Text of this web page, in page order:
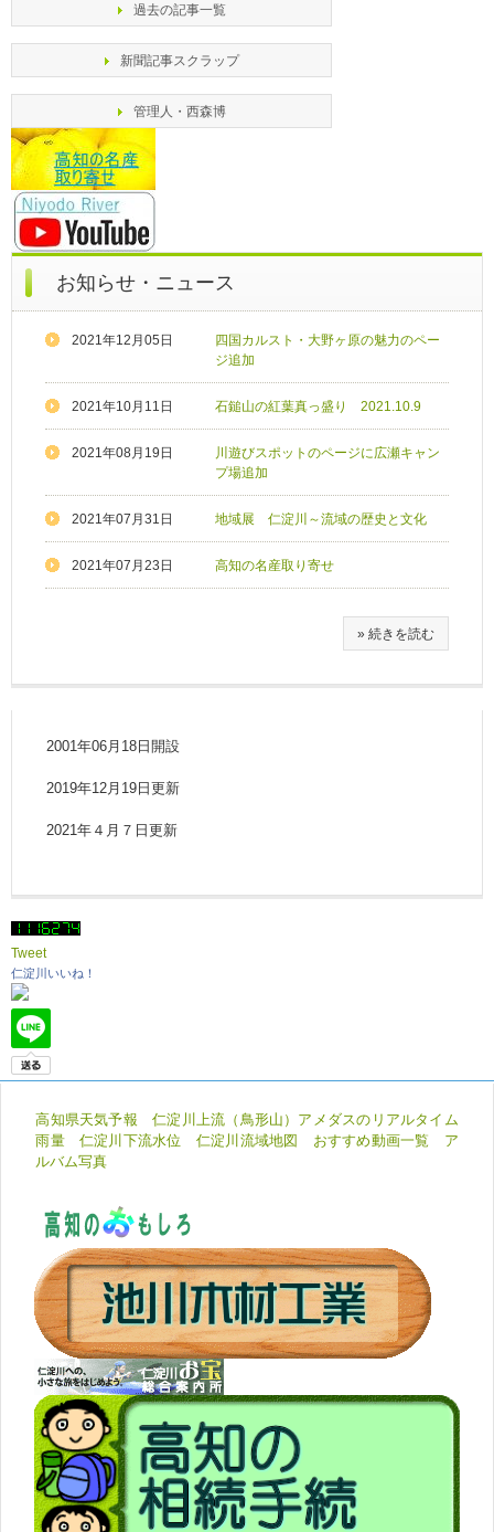
過去の記事一覧
新聞記事スクラップ
管理人・西森博
お知らせ・ニュース
2021年12月05日
四国カルスト・大野ヶ原の魅力のペー
ジ追加
2021年10月11日 石鎚山の紅葉真っ盛り 2021.10.9
2021年08月19日
川遊びスポットのページに広瀬キャン
プ場追加
2021年07月31日 地域展 仁淀川～流域の歴史と文化
2021年07月23日 高知の名産取り寄せ
» 続きを読む
2001年06月18日開設
2019年12月19日更新
2021年４月７日更新
Tweet
仁淀川いいね！
高知県天気予報
仁淀川上流（鳥形山）アメダスのリアルタイム
雨量
仁淀川下流水位 仁淀川流域地図 おすすめ動画一覧
ア
ルバム写真